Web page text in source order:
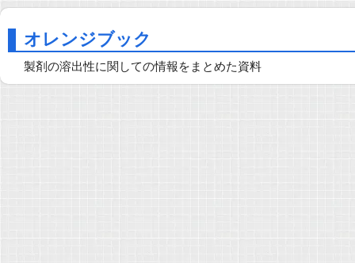
オレンジブック
製剤の溶出性に関しての情報をまとめた資料